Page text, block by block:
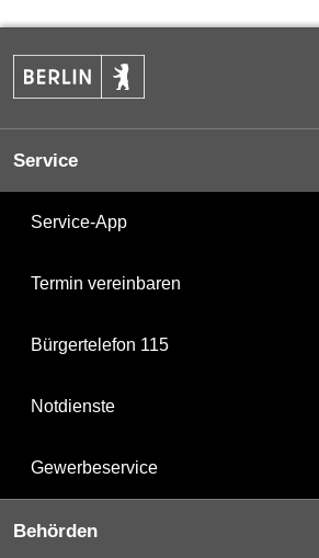
Service
Service-App
Termin vereinbaren
Bürgertelefon 115
Notdienste
Gewerbeservice
Behörden